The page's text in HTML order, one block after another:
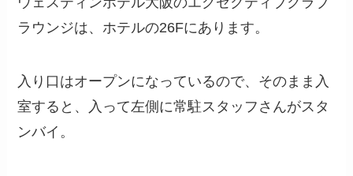
ラウンジは、ホテルの26Fにあります。
入り口はオープンになっているので、そのまま入
室すると、入って左側に常駐スタッフさんがスタ
ンバイ。